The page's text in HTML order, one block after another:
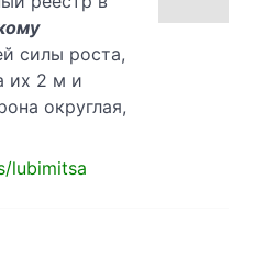
силы роста,
их 2 м и
округлая,
lubimitsa